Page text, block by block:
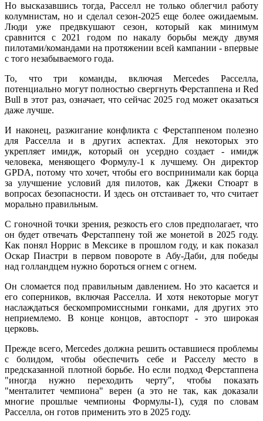
Но высказавшись тогда, Расселл не только облегчил работу
колумнистам, но и сделал сезон-2025 еще более ожидаемым.
Люди уже предвкушают сезон, который как минимум
сравнится с 2021 годом по накалу борьбы между двумя
пилотами/командами на протяжении всей кампании - впервые
с того незабываемого года.
То, что три команды, включая Mercedes Расселла,
потенциально могут полностью свергнуть Ферстаппена и Red
Bull в этот раз, означает, что сейчас 2025 год может оказаться
даже лучше.
И наконец, разжигание конфликта с Ферстаппеном полезно
для Расселла и в других аспектах. Для некоторых это
укрепляет имидж, который он усердно создает - имидж
человека, меняющего Формулу-1 к лучшему. Он директор
GPDA, потому что хочет, чтобы его воспринимали как борца
за улучшение условий для пилотов, как Джеки Стюарт в
вопросах безопасности. И здесь он отстаивает то, что считает
морально правильным.
С гоночной точки зрения, резкость его слов предполагает, что
он будет отвечать Ферстаппену той же монетой в 2025 году.
Как понял Норрис в Мексике в прошлом году, и как показал
Оскар Пиастри в первом повороте в Абу-Даби, для победы
над голландцем нужно бороться огнем с огнем.
Он сломается под правильным давлением. Но это касается и
его соперников, включая Расселла. И хотя некоторые могут
наслаждаться бескомпромиссными гонками, для других это
неприемлемо. В конце концов, автоспорт - это широкая
церковь.
Прежде всего, Mercedes должна решить оставшиеся проблемы
с болидом, чтобы обеспечить себе и Расселу место в
предсказанной плотной борьбе. Но если подход Ферстаппена
"иногда нужно переходить черту", чтобы показать
"менталитет чемпиона" верен (а это не так, как доказали
многие прошлые чемпионы Формулы-1), судя по словам
Расселла, он готов применить это в 2025 году.